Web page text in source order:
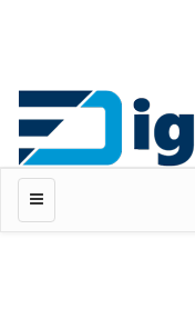
منو